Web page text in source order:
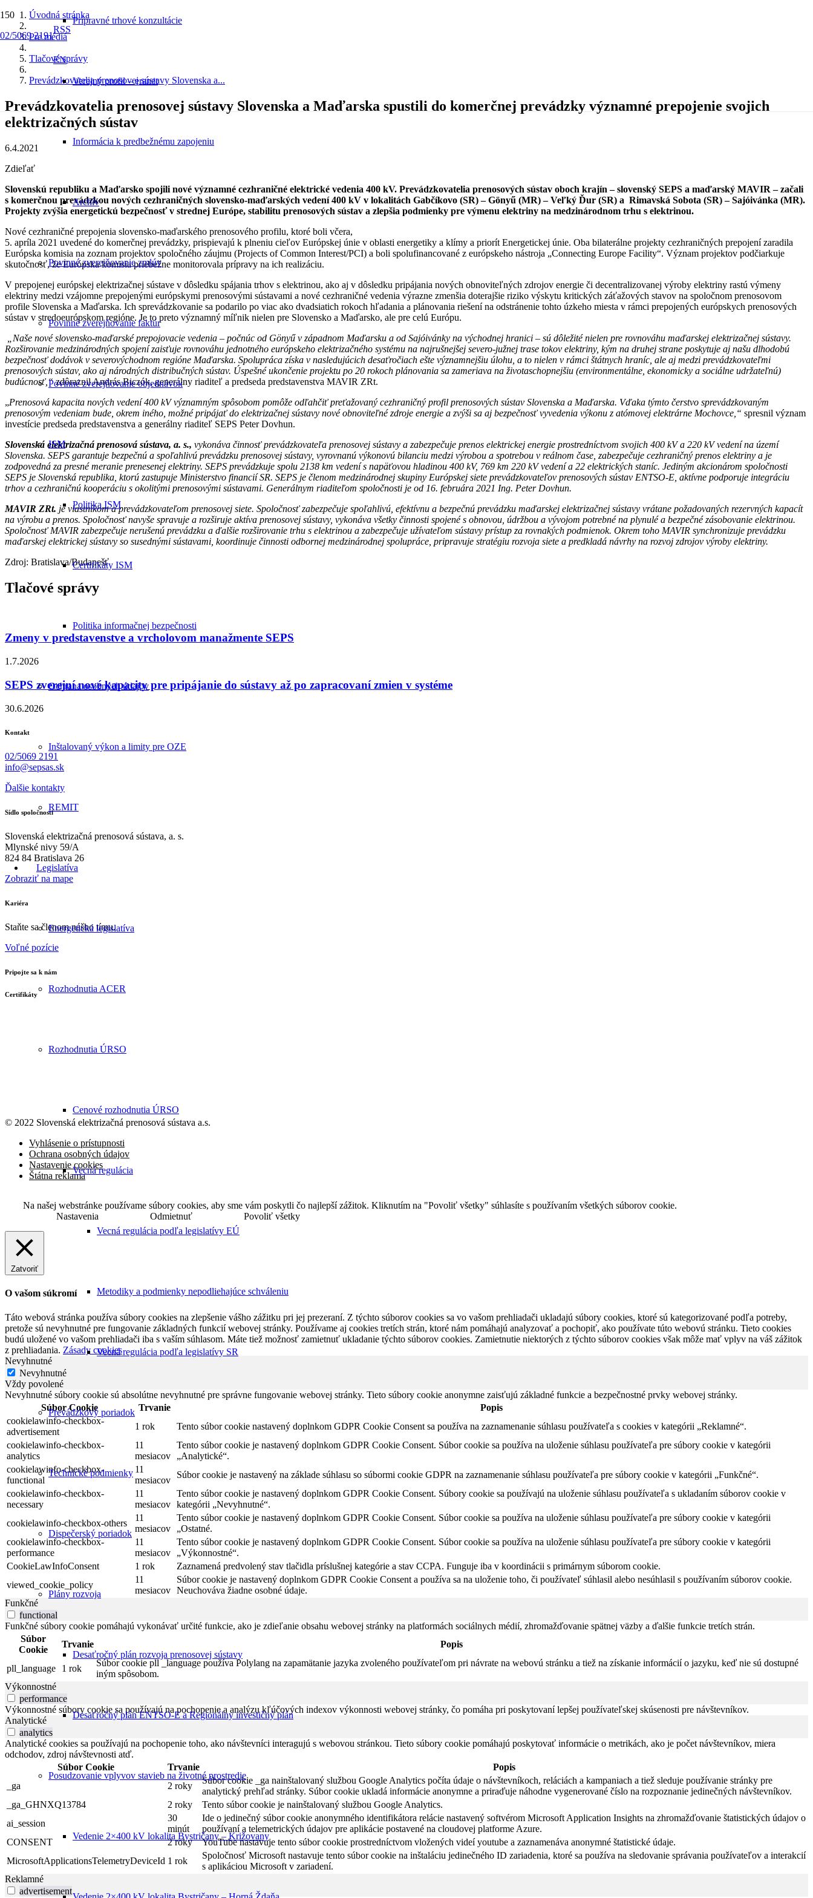
02/5069 2191
RSS
EN
Prípravné trhové konzultácie
Verejný profil – eranet
Informácia k predbežnému zapojeniu
Archív
Povinné zverejňovanie zmlúv
Povinné zverejňovanie faktúr
Povinné zverejňovanie objednávok
ISM
Politika ISM
Certifikáty ISM
Politika informačnej bezpečnosti
Ochrana osobných údajov
Inštalovaný výkon a limity pre OZE
REMIT
Legislatíva
Energetická legislatíva
Rozhodnutia ACER
Rozhodnutia ÚRSO
Cenové rozhodnutia ÚRSO
Vecná regulácia
Vecná regulácia podľa legislatívy EÚ
Metodiky a podmienky nepodliehajúce schváleniu
Vecná regulácia podľa legislatívy SR
Prevádzkový poriadok
Technické podmienky
Dispečerský poriadok
Plány rozvoja
Desaťročný plán rozvoja prenosovej sústavy
Desaťročný plán ENTSO-E a Regionálny investičný plán
Posudzovanie vplyvov stavieb na životné prostredie
Vedenie 2×400 kV lokalita Bystričany – Križovany
Úvodná stránka
Pre médiá
Tlačové správy
Prevádzkovatelia prenosovej sústavy Slovenska a...
Prevádzkovatelia prenosovej sústavy Slovenska a Maďarska spustili do komerčnej prevádzky významné prepojenie svojich
elektrizačných sústav
6.4.2021
Zdieľať
Slovenskú republiku a Maďarsko spojili nové významné cezhraničné elektrické vedenia 400 kV. Prevádzkovatelia prenosových sústav oboch krajín – slovenský SEPS a maďarský MAVIR – začali
s komerčnou prevádzkou nových cezhraničných slovensko-maďarských vedení 400 kV v lokalitách Gabčíkovo (SR) – Gönyű (MR) – Veľký Ďur (SR) a Rimavská Sobota (SR) – Sajóivánka (MR).
Projekty zvýšia energetickú bezpečnosť v strednej Európe, stabilitu prenosových sústav a zlepšia podmienky pre výmenu elektriny na medzinárodnom trhu s elektrinou.
Nové cezhraničné prepojenia slovensko-maďarského prenosového profilu, ktoré boli včera,
5. apríla 2021 uvedené do komerčnej prevádzky, prispievajú k plneniu cieľov Európskej únie v oblasti energetiky a klímy a priorít Energetickej únie. Oba bilaterálne projekty cezhraničných prepojení zaradila
Európska komisia na zoznam projektov spoločného záujmu (Projects of Common Interest/PCI) a boli spolufinancované z európskeho nástroja „Connecting Europe Facility“. Význam projektov podčiarkuje
skutočnosť, že Európska komisia priebežne monitorovala prípravy na ich realizáciu.
V prepojenej európskej elektrizačnej sústave v dôsledku spájania trhov s elektrinou, ako aj v dôsledku pripájania nových obnoviteľných zdrojov energie či decentralizovanej výroby elektriny rastú výmeny
elektriny medzi vzájomne prepojenými európskymi prenosovými sústavami a nové cezhraničné vedenia výrazne zmenšia doterajšie riziko výskytu kritických záťažových stavov na spoločnom prenosovom
profile Slovenska a Maďarska. Ich sprevádzkovanie sa podarilo po viac ako dvadsiatich rokoch hľadania a plánovania riešení na odstránenie tohto úzkeho miesta v rámci prepojených európskych prenosových
sústav v stredoeurópskom regióne. Je to preto významný míľnik nielen pre Slovensko a Maďarsko, ale pre celú Európu.
„Naše nové slovensko-maďarské prepojovacie vedenia – počnúc od Gönyű v západnom Maďarsku a od Sajóivánky na východnej hranici – sú dôležité nielen pre rovnováhu maďarskej elektrizačnej sústavy.
Rozširovanie medzinárodných spojení zaisťuje rovnováhu jednotného európskeho elektrizačného systému na najrušnejšej severo-južnej trase tokov elektriny, kým na druhej strane poskytuje aj našu dlhodobú
bezpečnosť dodávok v severovýchodnom regióne Maďarska. Spolupráca získa v nasledujúcich desaťročiach ešte významnejšiu úlohu, a to nielen v rámci štátnych hraníc, ale aj medzi prevádzkovateľmi
prenosových sústav, ako aj národných distribučných sústav. Úspešné ukončenie projektu po 20 rokoch plánovania sa zameriava na životaschopnejšiu (environmentálne, ekonomicky a sociálne udržateľnú)
budúcnosť,“zdôraznil András Biczók, generálny riaditeľ a predseda predstavenstva MAVIR ZRt.
„Prenosová kapacita nových vedení 400 kV významným spôsobom pomôže odľahčiť preťažovaný cezhraničný profil prenosových sústav Slovenska a Maďarska. Vďaka týmto čerstvo sprevádzkovaným
prenosovým vedeniam bude, okrem iného, možné pripájať do elektrizačnej sústavy nové obnoviteľné zdroje energie a zvýši sa aj bezpečnosť vyvedenia výkonu z atómovej elektrárne Mochovce,“ spresnil význam
investície predseda predstavenstva a generálny riaditeľ SEPS Peter Dovhun.
Slovenská elektrizačná prenosová sústava, a. s., vykonáva činnosť prevádzkovateľa prenosovej sústavy a zabezpečuje prenos elektrickej energie prostredníctvom svojich 400 kV a 220 kV vedení na území
Slovenska. SEPS garantuje bezpečnú a spoľahlivú prevádzku prenosovej sústavy, vyrovnanú výkonovú bilanciu medzi výrobou a spotrebou v reálnom čase, zabezpečuje cezhraničný prenos elektriny a je
zodpovedná za presné meranie prenesenej elektriny. SEPS prevádzkuje spolu 2138 km vedení s napäťovou hladinou 400 kV, 769 km 220 kV vedenía 22 elektrických staníc. Jediným akcionárom spoločnosti
SEPS je Slovenská republika, ktorú zastupuje Ministerstvo financií SR. SEPS je členom medzinárodnej skupiny Európskej siete prevádzkovateľov prenosových sústav ENTSO-E, aktívne podporuje integráciu
trhov a cezhraničnú kooperáciu s okolitými prenosovými sústavami. Generálnym riaditeľom spoločnosti je od 16. februára 2021 Ing. Peter Dovhun.
MAVIR ZRt. je vlastníkom a prevádzkovateľom prenosovej siete. Spoločnosť zabezpečuje spoľahlivú, efektívnu a bezpečnú prevádzku maďarskej elektrizačnej sústavy vrátane požadovaných rezervných kapacít
na výrobu a prenos. Spoločnosť navyše spravuje a rozširuje aktíva prenosovej sústavy, vykonáva všetky činnosti spojené s obnovou, údržbou a vývojom potrebné na plynulé a bezpečné zásobovanie elektrinou.
Spoločnosť MAVIR zabezpečuje nerušenú prevádzku a ďalšie rozširovanie trhu s elektrinou a zabezpečuje užívateľom sústavy prístup za rovnakých podmienok. Okrem toho MAVIR synchronizuje prevádzku
maďarskej elektrickej sústavy so susednými sústavami, koordinuje činnosti odbornej medzinárodnej spolupráce, pripravuje stratégiu rozvoja siete a predkladá návrhy na rozvoj zdrojov výroby elektriny.
Zdroj: Bratislava/Budapešť
Tlačové správy
Zmeny v predstavenstve a vrcholovom manažmente SEPS
1.7.2026
SEPS zverejní nové kapacity pre pripájanie do sústavy až po zapracovaní zmien v systéme
30.6.2026
Kontakt
02/5069 2191
info@sepsas.sk
Ďalšie kontakty
Sídlo spoločnosti
Slovenská elektrizačná prenosová sústava, a. s.
Mlynské nivy 59/A
824 84 Bratislava 26
Zobraziť na mape
Kariéra
Staňte sa členom nášho tímu.
Voľné pozície
Pripojte sa k nám
Certifikáty
© 2022 Slovenská elektrizačná prenosová sústava a.s.
Vyhlásenie o prístupnosti
Ochrana osobných údajov
Nastavenie cookies
Štátna reklama
Na našej webstránke používame súbory cookies, aby sme vám poskytli čo najlepší zážitok. Kliknutím na "Povoliť všetky" súhlasíte s používaním všetkých súborov cookie.
Nastavenia
Odmietnuť Povoliť všetky
Zatvoriť
O vašom súkromí
Táto webová stránka používa súbory cookies na zlepšenie vášho zážitku pri jej prezeraní. Z týchto súborov cookies sa vo vašom prehliadači ukladajú súbory cookies, ktoré sú kategorizované podľa potreby,
pretože sú nevyhnutné pre fungovanie základných funkcií webovej stránky. Používame aj cookies tretích strán, ktoré nám pomáhajú analyzovať a pochopiť, ako používate túto webovú stránku. Tieto cookies
budú uložené vo vašom prehliadači iba s vaším súhlasom. Máte tiež možnosť zamietnuť ukladanie týchto súborov cookies. Zamietnutie niektorých z týchto súborov cookies však môže mať vplyv na váš zážitok
z prehliadania. Zásady cookies
Nevyhnutné
Nevyhnutné
Vždy povolené
Nevyhnutné súbory cookie sú absolútne nevyhnutné pre správne fungovanie webovej stránky. Tieto súbory cookie anonymne zaisťujú základné funkcie a bezpečnostné prvky webovej stránky.
Súbor Cookie
Trvanie
Popis
cookielawinfo-checkbox-
advertisement
1 rok
Tento súbor cookie nastavený doplnkom GDPR Cookie Consent sa používa na zaznamenanie súhlasu používateľa s cookies v kategórii „Reklamné“.
cookielawinfo-checkbox-
analytics
11
mesiacov
Tento súbor cookie je nastavený doplnkom GDPR Cookie Consent. Súbor cookie sa používa na uloženie súhlasu používateľa pre súbory cookie v kategórii
„Analytické“.
cookielawinfo-checkbox-
functional
11
mesiacov
Súbor cookie je nastavený na základe súhlasu so súbormi cookie GDPR na zaznamenanie súhlasu používateľa pre súbory cookie v kategórii „Funkčné“.
cookielawinfo-checkbox-
necessary
11
mesiacov
Tento súbor cookie je nastavený doplnkom GDPR Cookie Consent. Súbory cookie sa používajú na uloženie súhlasu používateľa s ukladaním súborov cookie v
kategórii „Nevyhnutné“.
cookielawinfo-checkbox-others
11
mesiacov
Tento súbor cookie je nastavený doplnkom GDPR Cookie Consent. Súbor cookie sa používa na uloženie súhlasu používateľa pre súbory cookie v kategórii
„Ostatné.
cookielawinfo-checkbox-
performance
11
mesiacov
Tento súbor cookie je nastavený doplnkom GDPR Cookie Consent. Súbor cookie sa používa na uloženie súhlasu používateľa pre súbory cookie v kategórii
„Výkonnostné“.
CookieLawInfoConsent
1 rok
Zaznamená predvolený stav tlačidla príslušnej kategórie a stav CCPA. Funguje iba v koordinácii s primárnym súborom cookie.
viewed_cookie_policy
11
mesiacov
Súbor cookie je nastavený doplnkom GDPR Cookie Consent a používa sa na uloženie toho, či používateľ súhlasil alebo nesúhlasil s používaním súborov cookie.
Neuchováva žiadne osobné údaje.
Funkčné
functional
Funkčné súbory cookie pomáhajú vykonávať určité funkcie, ako je zdieľanie obsahu webovej stránky na platformách sociálnych médií, zhromažďovanie spätnej väzby a ďalšie funkcie tretích strán.
Súbor
Cookie
Trvanie Popis
pll_language 1 rok
Súbor cookie pll _language používa Polylang na zapamätanie jazyka zvoleného používateľom pri návrate na webovú stránku a tiež na získanie informácií o jazyku, keď nie sú dostupné
iným spôsobom.
Výkonnostné
performance
Výkonnostné súbory cookie sa používajú na pochopenie a analýzu kľúčových indexov výkonnosti webovej stránky, čo pomáha pri poskytovaní lepšej používateľskej skúsenosti pre návštevníkov.
Analytické
analytics
Analytické cookies sa používajú na pochopenie toho, ako návštevníci interagujú s webovou stránkou. Tieto súbory cookie pomáhajú poskytovať informácie o metrikách, ako je počet návštevníkov, miera
odchodov, zdroj návštevnosti atď.
Súbor Cookie
Trvanie
Popis
_ga
2 roky
Súbor cookie _ga nainštalovaný službou Google Analytics počíta údaje o návštevníkoch, reláciách a kampaniach a tiež sleduje používanie stránky pre
analytický prehľad stránky. Súbor cookie ukladá informácie anonymne a priraďuje náhodne vygenerované číslo na rozpoznanie jedinečných návštevníkov.
_ga_GHNXQ13784
2 roky
Tento súbor cookie je nainštalovaný službou Google Analytics.
ai_session
30
minút
Ide o jedinečný súbor cookie anonymného identifikátora relácie nastavený softvérom Microsoft Application Insights na zhromažďovanie štatistických údajov o
používaní a telemetrických údajov pre aplikácie postavené na cloudovej platforme Azure.
CONSENT
2 roky
YouTube nastavuje tento súbor cookie prostredníctvom vložených videí youtube a zaznamenáva anonymné štatistické údaje.
MicrosoftApplicationsTelemetryDeviceId 1 rok
Spoločnosť Microsoft nastavuje tento súbor cookie na inštaláciu jedinečného ID zariadenia, ktoré sa používa na sledovanie správania používateľov a interakcií
s aplikáciou Microsoft v zariadení.
Reklamné
advertisement